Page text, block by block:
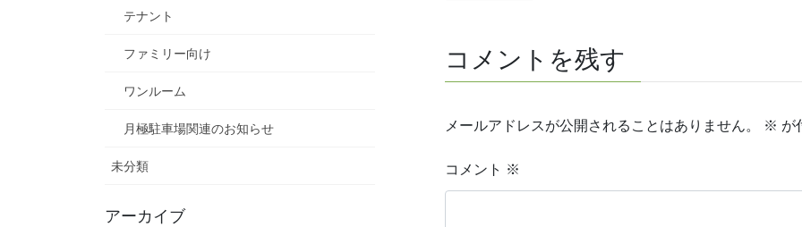
コメントを残す
メールアドレスが公開されることはありません。 ※ が
コメント ※
テナント
ファミリー向け
ワンルーム
月極駐車場関連のお知らせ
未分類
アーカイブ